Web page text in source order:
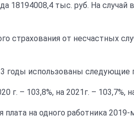
тыс. руб. На
страхования от несчастных
годы использованы следующие
г. – 103,8%, на 2021г. – 103,7%,
на одного работника